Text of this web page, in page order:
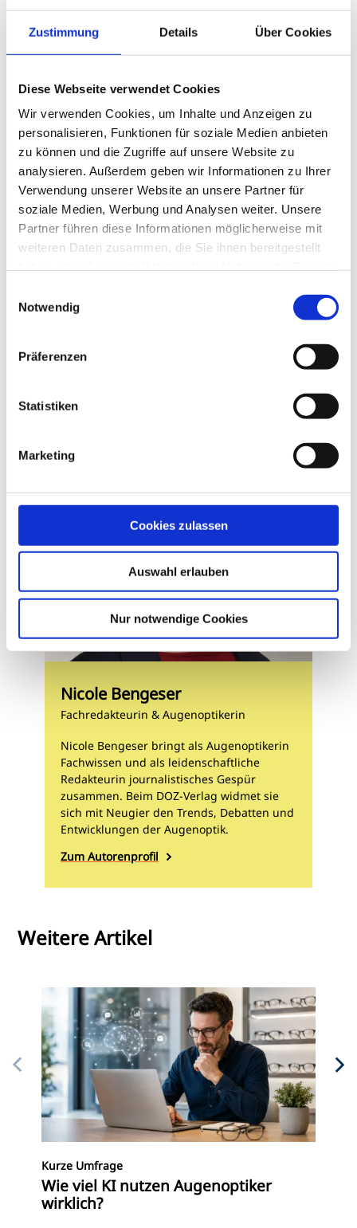
Zustimmung Details Über Cookies
Diese Webseite verwendet Cookies
Wir verwenden Cookies, um Inhalte und Anzeigen zu
personalisieren, Funktionen für soziale Medien anbieten
zu können und die Zugriffe auf unsere Website zu
analysieren. Außerdem geben wir Informationen zu Ihrer
Verwendung unserer Website an unsere Partner für
soziale Medien, Werbung und Analysen weiter. Unsere
Partner führen diese Informationen möglicherweise mit
weiteren Daten zusammen, die Sie ihnen bereitgestellt
Notwendig
Präferenzen
Statistiken
Marketing
Cookies zulassen
Auswahl erlauben
Nur notwendige Cookies
englischsprachigen Studiengangs. Das Fellowship
der EAOO gilt als Auszeichnung für fachlich
besonders engagierte Optometristinnen und
sollen beim EAOO-Meeting 2027 in Bern bekannt
gegeben werden, das vom 21. bis 23. Mai 2027
stattfinden soll .
Die Hochschule Aalen verweist in diesem
Zusammenhang auch auf den nächsten Studienstart
des Masterprogramms „Vision Science and Business
(Optometry)“ am 31. Juli 2026. Zum Lehrkörper
gehören laut Hochschule Professorinnen und
Professoren verschiedener US-amerikanischer
University College of Optometry, das New England
New York College of Optometry.
Geschrieben von
Nicole Bengeser
Fachredakteurin & Augenoptikerin
Nicole Bengeser bringt als Augenoptikerin
Fachwissen und als leidenschaftliche
Redakteurin journalistisches Gespür
zusammen. Beim DOZ-Verlag widmet sie
sich mit Neugier den Trends, Debatten und
Entwicklungen der Augenoptik.
Zum Autorenprofil
Weitere Artikel
Kurze Umfrage
Wie viel KI nutzen Augenoptiker
wirklich?